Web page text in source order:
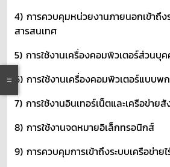
4) การควบคุมหน่วยงานภายนอกเข้าถึง
สารสนเทศ
5) การใช้งานเครื่องคอมพิวเตอร์ส่วนบุ
6) การใช้งานเครื่องคอมพิวเตอร์แบบพ
7) การใช้งานอินเทอร์เน็ตและเครือข่าย
8) การใช้งานจดหมายอิเล็กทรอนิกส์
9) การควบคุมการเข้าถึงระบบเครือข่าย